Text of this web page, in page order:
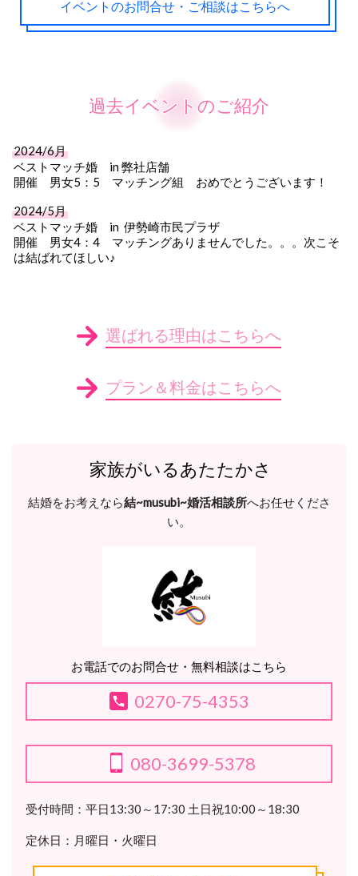
イベントのお問合せ・ご相談はこちらへ
過去イベントのご紹介
2024/6月
ベストマッチ婚 in 弊社店舗
開催 男女5：5 マッチング組 おめでとうございます！
2024/5月
ベストマッチ婚 in 伊勢崎市民プラザ
開催 男女4：4 マッチングありませんでした。。。次こそ
は結ばれてほしい♪
選ばれる理由はこちらへ
プラン＆料金はこちらへ
家族がいるあたたかさ
結婚をお考えなら結~musubi~婚活相談所へお任せくださ
い。
お電話でのお問合せ・無料相談はこちら
0270-75-4353
080-3699-5378
受付時間：平日13:30～17:30 土日祝10:00～18:30
定休日：月曜日・火曜日